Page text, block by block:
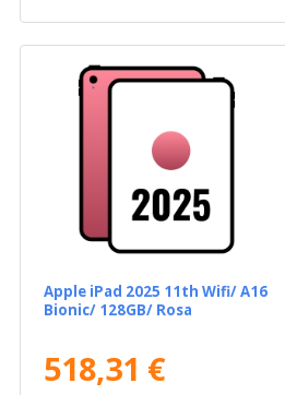
Apple iPad 2025 11th Wifi/ A16
Bionic/ 128GB/ Rosa
518,31 €